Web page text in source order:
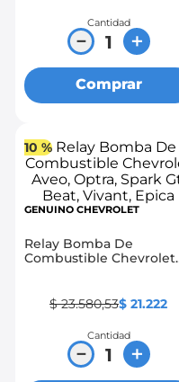
Cantidad
＋
－
Comprar
10 %
GENUINO CHEVROLET
Relay Bomba De
Combustible Chevrolet
$ 23.580,53$ 21.222
Cantidad
＋
－